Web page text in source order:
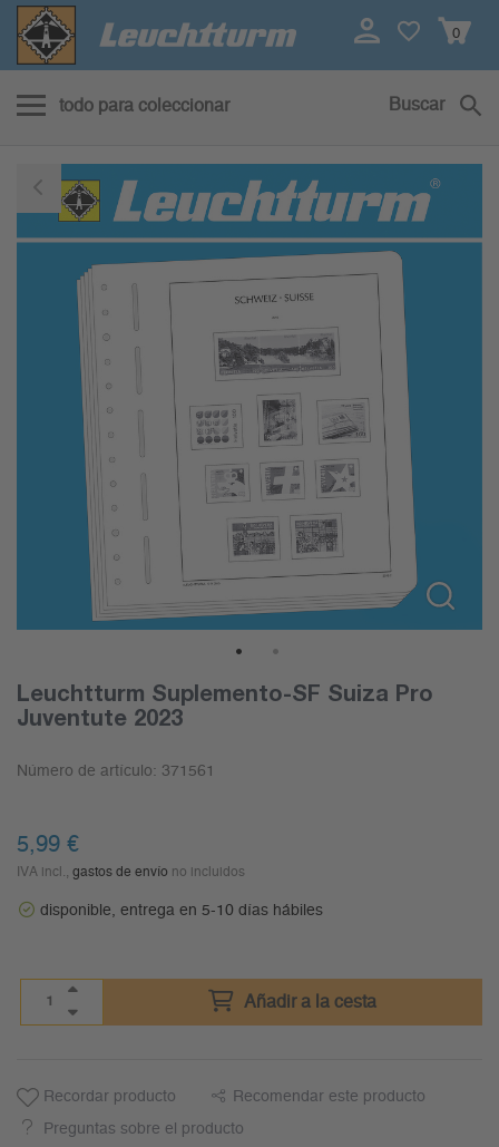
0
todo para coleccionar Buscar
Leuchtturm Suplemento-SF Suiza Pro
Juventute 2023
Número de artículo: 371561
5,99 €
IVA incl., gastos de envío no incluidos
disponible, entrega en 5-10 días hábiles
Añadir a la cesta
Recordar producto Recomendar este producto
Preguntas sobre el producto